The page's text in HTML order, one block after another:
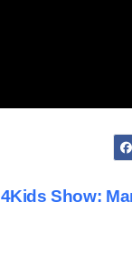
Show: